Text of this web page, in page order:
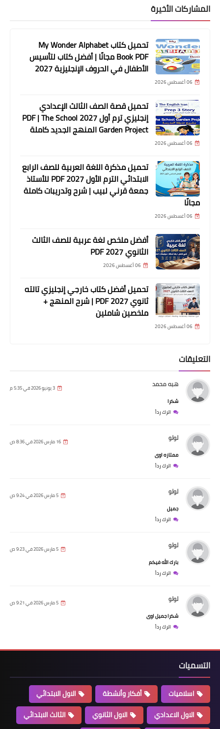
المشاركات الأخيرة
تحميل كتاب My Wonder Alphabet
Book PDF مجانًا | أفضل كتاب لتأسيس
الأطفال في الحروف الإنجليزية 2027
06 أغسطس 2026
تحميل قصة الصف الثالث الإعدادي
إنجليزي ترم أول 2027 PDF | The School
Garden Project المنهج الجديد كاملة
06 أغسطس 2026
تحميل مذكرة اللغة العربية للصف الرابع
الابتدائي الترم الأول 2027 PDF للأستاذ
جمعة قرني لبيب | شرح وتدريبات كاملة
مجانًا
06 أغسطس 2026
أفضل ملخص لغة عربية للصف الثالث
الثانوي 2027 PDF
06 أغسطس 2026
تحميل أفضل كتاب خارجي إنجليزي تالته
ثانوي 2027 PDF | شرح المنهج +
ملخصين شاملين
06 أغسطس 2026
التعليقات
هبه محمد 3 يونيو 2026 في 5:35 م
شكرا
اترك رداً
لولو 16 مارس 2026 في 8:36 ص
ممتازه اوى
اترك رداً
لولو 5 مارس 2026 في 9:24 ص
جميل
اترك رداً
لولو 5 مارس 2026 في 9:23 ص
بارك الله فيكم
اترك رداً
لولو 5 مارس 2026 في 9:21 ص
شكرا جميل اوى
اترك رداً
التسميات
اسلاميات أفكار وأنشطة
الاول الابتدائي
الاول الاعدادي
الاول الثانوي
الثالث الابتدائي